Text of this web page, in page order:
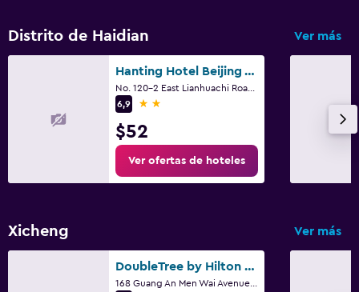
Distrito de Haidian Ver más
Hanting Hotel Beijing West Railway Station North Square
6,9
2 estrellas
$52
Ver ofertas de hoteles
Xicheng Ver más
DoubleTree by Hilton Beijing